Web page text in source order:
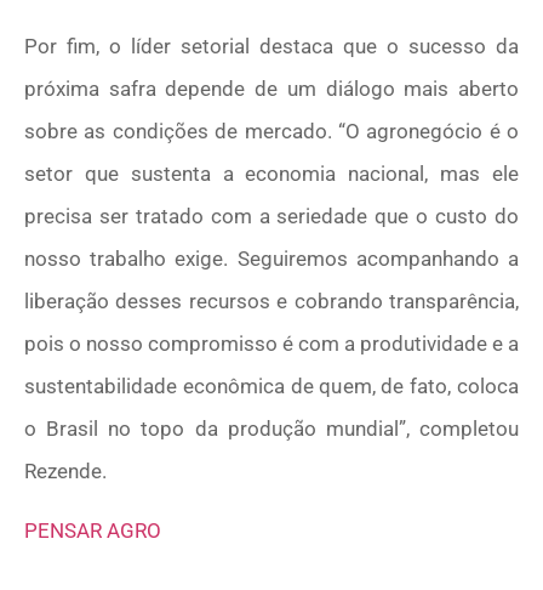
Por fim, o líder setorial destaca que o sucesso da
próxima safra depende de um diálogo mais aberto
sobre as condições de mercado. “O agronegócio é o
setor que sustenta a economia nacional, mas ele
precisa ser tratado com a seriedade que o custo do
nosso trabalho exige. Seguiremos acompanhando a
liberação desses recursos e cobrando transparência,
pois o nosso compromisso é com a produtividade e a
sustentabilidade econômica de quem, de fato, coloca
o Brasil no topo da produção mundial”, completou
Rezende.
PENSAR AGRO